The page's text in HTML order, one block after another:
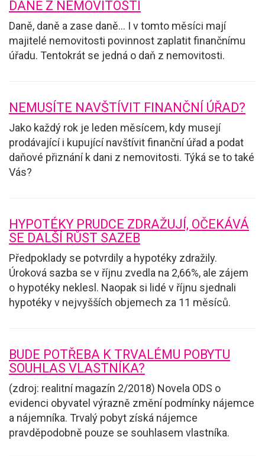
DANĚ Z NEMOVITOSTI
Daně, daně a zase daně... I v tomto měsíci mají
majitelé nemovitosti povinnost zaplatit finančnímu
úřadu. Tentokrát se jedná o daň z nemovitosti.
NEMUSÍTE NAVŠTÍVIT FINANČNÍ ÚŘAD?
Jako každý rok je leden měsícem, kdy musejí
prodávající i kupující navštívit finanční úřad a podat
daňové přiznání k dani z nemovitosti. Týká se to také
Vás?
HYPOTÉKY PRUDCE ZDRAŽUJÍ, OČEKÁVÁ
SE DALŠÍ RŮST SAZEB
Předpoklady se potvrdily a hypotéky zdražily.
Úroková sazba se v říjnu zvedla na 2,66%, ale zájem
o hypotéky neklesl. Naopak si lidé v říjnu sjednali
hypotéky v nejvyšších objemech za 11 měsíců.
BUDE POTŘEBA K TRVALÉMU POBYTU
SOUHLAS VLASTNÍKA?
(zdroj: realitní magazín 2/2018) Novela ODS o
evidenci obyvatel výrazně změní podmínky nájemce
a nájemníka. Trvalý pobyt získá nájemce
pravděpodobně pouze se souhlasem vlastníka.